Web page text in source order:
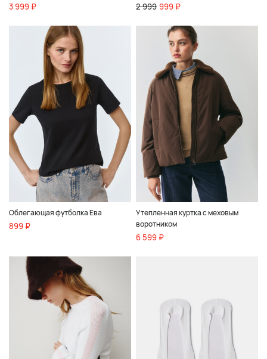
3 999 ₽ 2 999 999 ₽
Облегающая футболка Ева
899 ₽
Утепленная куртка с меховым
воротником
6 599 ₽